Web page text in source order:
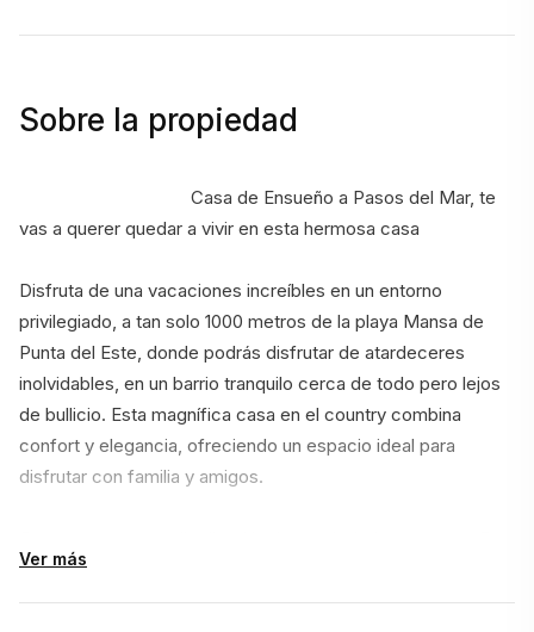
Sobre la propiedad
vas a querer quedar a vivir en esta hermosa casa
Disfruta de una vacaciones increíbles en un entorno
privilegiado, a tan solo 1000 metros de la playa Mansa de
Punta del Este, donde podrás disfrutar de atardeceres
inolvidables, en un barrio tranquilo cerca de todo pero lejos
de bullicio. Esta magnífica casa en el country combina
confort y elegancia, ofreciendo un espacio ideal para
disfrutar con familia y amigos.
dormitorios, de los cuales 1 en suite, y 4 baños completos,
brindando comodidad y privacidad para hasta 8 personas.
Ver más